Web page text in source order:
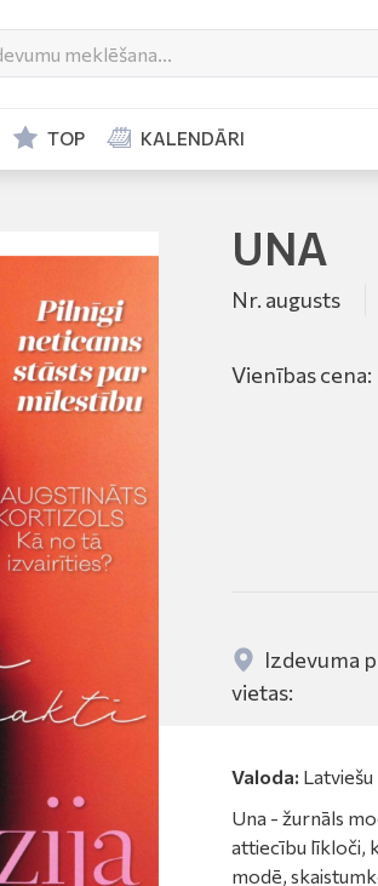
TOP KALENDĀRI
UNA
Nr. augusts
Vienības cena:
Izdevuma
vietas:
Valoda: Latviešu
Una - žurnāls
attiecību līkloči,
modē,